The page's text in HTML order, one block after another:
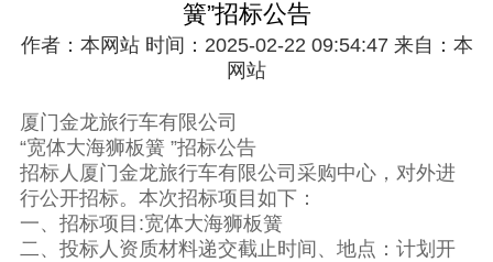
簧”招标公告
作者：本网站 时间：2025-02-22 09:54:47 来自：本
网站
厦门金龙旅行车有限公司
“宽体大海狮板簧 ”招标公告
招标人厦门金龙旅行车有限公司采购中心，对外进
行公开招标。本次招标项目如下：
一、招标项目:宽体大海狮板簧
二、投标人资质材料递交截止时间、地点：计划开